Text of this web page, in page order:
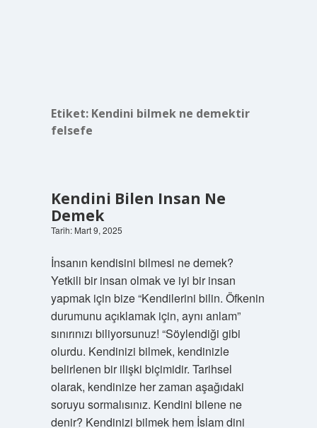
Etiket: Kendini bilmek ne demektir
felsefe
Kendini Bilen Insan Ne
Demek
Tarih: Mart 9, 2025
İnsanın kendisini bilmesi ne demek?
Yetkili bir insan olmak ve iyi bir insan
yapmak için bize “Kendilerini bilin. Öfkenin
durumunu açıklamak için, aynı anlam”
sınırınızı biliyorsunuz! “Söylendiği gibi
olurdu. Kendinizi bilmek, kendinizle
belirlenen bir ilişki biçimidir. Tarihsel
olarak, kendinize her zaman aşağıdaki
soruyu sormalısınız. Kendini bilene ne
denir? Kendinizi bilmek hem İslam dini